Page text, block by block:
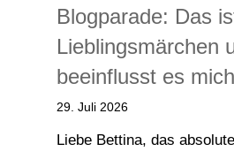
Blogparade: Das
Lieblingsmärchen
beeinflusst es
29. Juli 2026
Liebe Bettina, das